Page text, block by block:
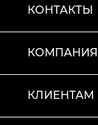
КОНТАКТЫ
КОМПАНИЯ
КЛИЕНТАМ